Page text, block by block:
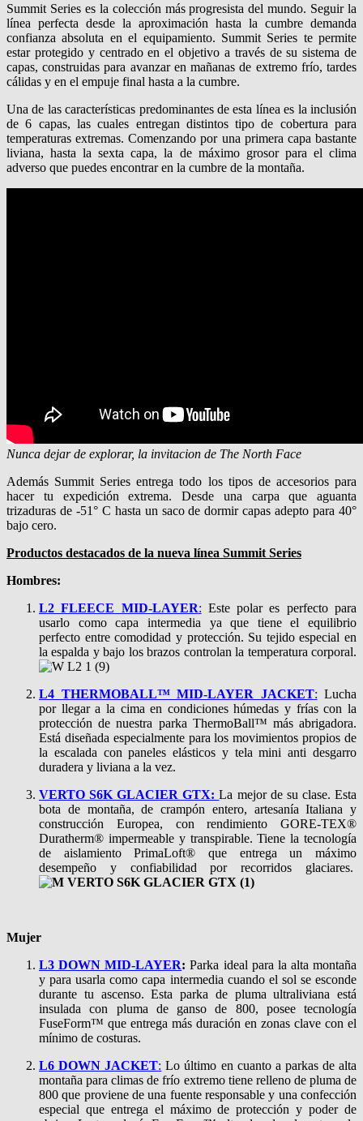
Summit Series es la colección más progresista del mundo. Seguir la
línea perfecta desde la aproximación hasta la cumbre demanda
confianza absoluta en el equipamiento. Summit Series te permite
estar protegido y centrado en el objetivo a través de su sistema de
capas, construidas para avanzar en mañanas de extremo frío, tardes
cálidas y en el empuje final hasta a la cumbre.
Una de las características predominantes de esta línea es la inclusión
de 6 capas, las cuales entregan distintos tipo de cobertura para
temperaturas extremas. Comenzando por una primera capa bastante
liviana, hasta la sexta capa, la de máximo grosor para el clima
adverso que puedes encontrar en la cumbre de la montaña.
Nunca dejar de explorar, la invitacion de The North Face
Además Summit Series entrega todo los tipos de accesorios para
hacer tu expedición extrema. Desde una carpa que aguanta
trizaduras de -51° C hasta un saco de dormir capas adepto para 40°
bajo cero.
Productos destacados de la nueva línea Summit Series
Hombres:
L2 FLEECE MID-LAYER: Este polar es perfecto para
usarlo como capa intermedia ya que tiene el equilibrio
perfecto entre comodidad y protección. Su tejido especial en
la espalda y bajo los brazos controlan la temperatura corporal.
L4 THERMOBALL™ MID-LAYER JACKET: Lucha
por llegar a la cima en condiciones húmedas y frías con la
protección de nuestra parka ThermoBall™ más abrigadora.
Está diseñada especialmente para los movimientos propios de
la escalada con paneles elásticos y tela mini anti desgarro
duradera y liviana a la vez.
VERTO S6K GLACIER GTX:La mejor de su clase. Esta
bota de montaña, de crampón entero, artesanía Italiana y
construcción Europea, con rendimiento GORE-TEX®
Duratherm® impermeable y transpirable. Tiene la tecnología
de aislamiento PrimaLoft® que entrega un máximo
desempeño y confiabilidad por recorridos glaciares.
Mujer
L3 DOWN MID-LAYER: Parka ideal para la alta montaña
y para usarla como capa intermedia cuando el sol se esconde
durante tu ascenso. Esta parka de pluma ultraliviana está
insulada con pluma de ganso de 800, posee tecnología
FuseForm™ que entrega más duración en zonas clave con el
mínimo de costuras.
L6 DOWN JACKET: Lo último en cuanto a parkas de alta
montaña para climas de frío extremo tiene relleno de pluma de
800 que proviene de una fuente responsable y una confección
especial que entrega el máximo de protección y poder de